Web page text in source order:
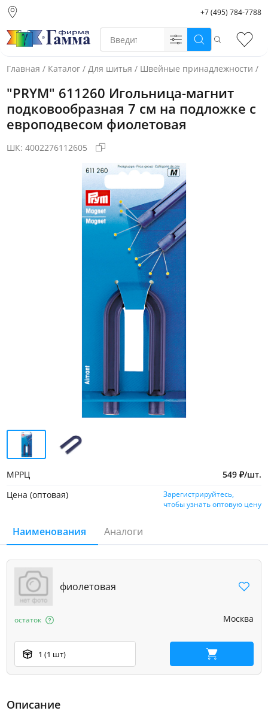
склад)
Санкт-Петербург
Екатеринбург
+7 (495) 784-7788
Поиск
Главная / Каталог / Для шитья / Швейные принадлежности /
Фото товара
"PRYM" 611260 Игольница-магнит
подковообразная 7 см на подложке с
европодвесом фиолетовая
ШК: 4002276112605
МРРЦ 549 ₽/шт.
Цена (оптовая)
Зарегистрируйтесь,
чтобы узнать оптовую цену
Наименования Аналоги
фиолетовая
Москва
остаток
1 (1 шт) В корзину
Описание